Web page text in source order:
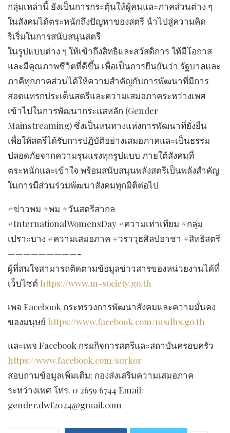
กลุ่มเหล่านี้ ยังเป็นการกระตุ้นให้ผู้คนและภาคส่วนต่าง ๆ
ในสังคมได้ตระหนักถึงปัญหาของสตรี นำไปสู่ความคิด
ริเริ่มในการสนับสนุนสตรี
ในรูปแบบต่าง ๆ ให้เข้าถึงสิทธิและสวัสดิการ ให้มีโอกาส
และมีคุณภาพชีวิตที่ดีขึ้น เพื่อเป็นการยืนยันว่า รัฐบาลและ
ภาคีทุกภาคส่วนได้ให้ความสำคัญกับการพัฒนาที่มีการ
สอดแทรกประเด็นสตรีและความเสมอภาคระหว่างเพศ
เข้าไปในการพัฒนากระแสหลัก (Gender
Mainstreaming) ซึ่งเป็นหนทางแห่งการพัฒนาที่ยั่งยืน
เพื่อให้สตรีได้รับการปฏิบัติอย่างเสมอภาคและเป็นธรรม
ปลอดภัยจากความรุนแรงทุกรูปแบบ ภายใต้สังคมที่
ตระหนักและเข้าใจ พร้อมสนับสนุนพลังสตรีเป็นพลังสำคัญ
ในการมีส่วนร่วมพัฒนาสังคมทุกมิติต่อไป
#ข่าวพม #พม #วันสตรีสากล
#InternationalWomensDay #ความเท่าเทียม #กลุ่ม
เปราะบาง #ความเสมอภาค #วราวุธศิลปอาชา #สิทธิสตรี
—————————-
ผู้ที่สนใจสามารถติดตามข้อมูลข่าวสารของหน่วยงานได้ที่
เว็บไซต์ https://www.m-society.go.th
เพจ Facebook กระทรวงการพัฒนาสังคมและความมั่นคง
ของมนุษย์ https://www.facebook.com/msdhs.go.th
และเพจ Facebook กรมกิจการสตรีและสถาบันครอบครัว
https://www.facebook.com/sorkor
สอบถามข้อมูลเพิ่มเติม: กองส่งเสริมความเสมอภาค
ระหว่างเพศ โทร. 0 2659 6744 Email:
gender.dwf2024@gmail.com